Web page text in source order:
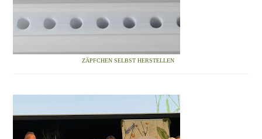
ZÄPFCHEN SELBST HERSTELLEN